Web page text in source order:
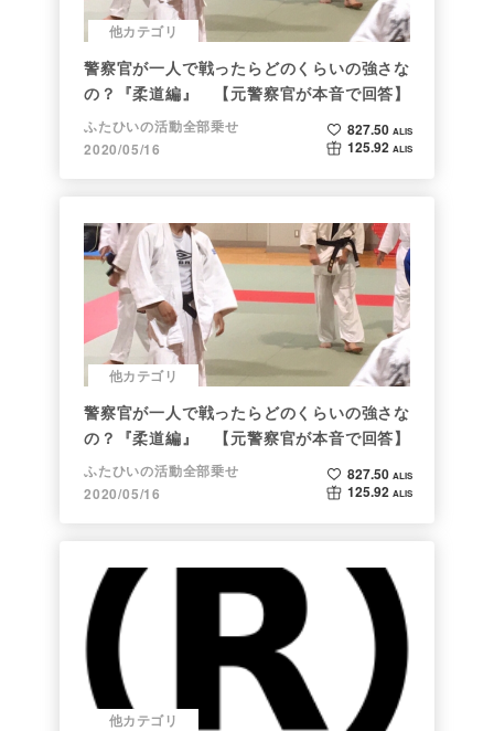
他カテゴリ
警察官が一人で戦ったらどのくらいの強さな
の？『柔道編』 【元警察官が本音で回答】
ふたひいの活動全部乗せ
2020/05/16
827.50 ALIS
125.92 ALIS
他カテゴリ
警察官が一人で戦ったらどのくらいの強さな
の？『柔道編』 【元警察官が本音で回答】
ふたひいの活動全部乗せ
2020/05/16
827.50 ALIS
125.92 ALIS
他カテゴリ